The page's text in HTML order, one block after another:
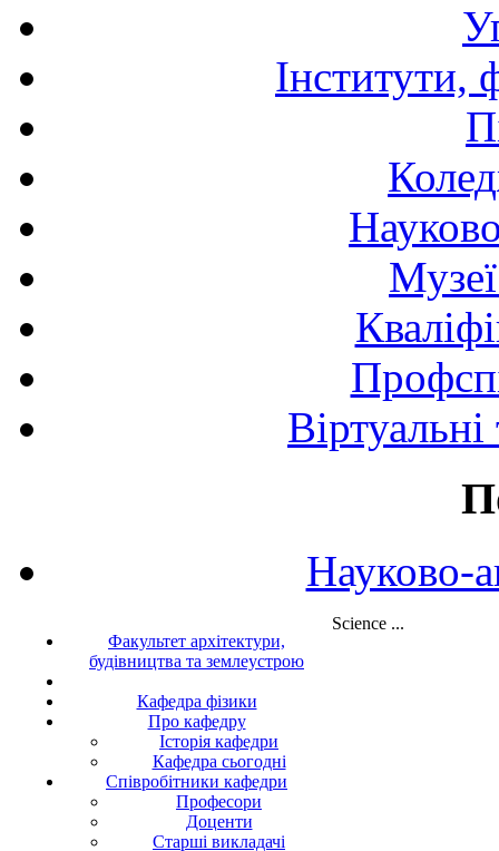
Інститути,
Науково-
Факультет архітектури,
будівництва та землеустрою
Кафедра фізики
Про кафедру
Історія кафедри
Кафедра сьогодні
Співробітники кафедри
Професори
Доценти
Старші викладачі
Science ...